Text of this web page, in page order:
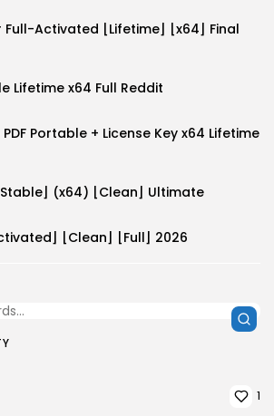
Full-Activated [Lifetime] [x64] Final
Lifetime x64 Full Reddit
Portable + License Key x64 Lifetime
(x64) [Clean] Ultimate
[Clean] [Full] 2026
1